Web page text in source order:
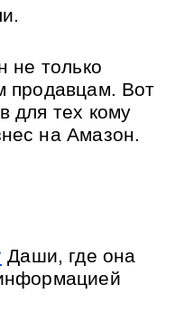
не только
продавцам. Вот
для тех кому
на Амазон.
Даши, где она